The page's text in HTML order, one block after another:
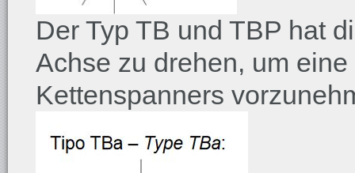
Der Typ TB und TBP hat
Achse zu drehen, um
Kettenspanners